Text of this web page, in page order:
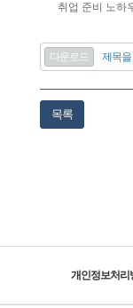
취업 준비 노하
다운로드 제목을
목록
개인정보처리